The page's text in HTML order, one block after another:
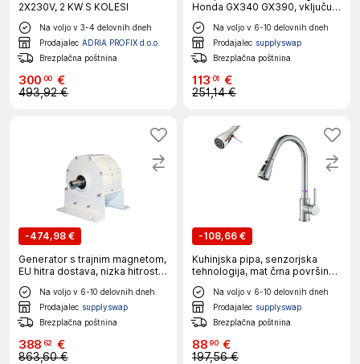
2X230V, 2 KW S KOLESI
Na voljo v 3-4 delovnih dneh
Prodajalec ADRIA PROFIX d.o.o.
Brezplačna poštnina
300 00 €
493,92 €
Honda GX340 GX390, vključuje
starter motor, flywheel, polnilno
tuljavo, črna
Na voljo v 6-10 delovnih dneh
Prodajalec supplyswap
Brezplačna poštnina
113 01 €
251,14 €
-474,98 €
Generator s trajnim magnetom,
EU hitra dostava, nizka hitrost
za gospodinjsko uporabo, 24V,
z osnovo, 2000W 300RPM
Na voljo v 6-10 delovnih dneh
Prodajalec supplyswap
Brezplačna poštnina
388 62 €
863,60 €
-108,66 €
Kuhinjska pipa, senzorjska
tehnologija, mat črna površina,
Krom B
Na voljo v 6-10 delovnih dneh
Prodajalec supplyswap
Brezplačna poštnina
8890 €
197,56 €